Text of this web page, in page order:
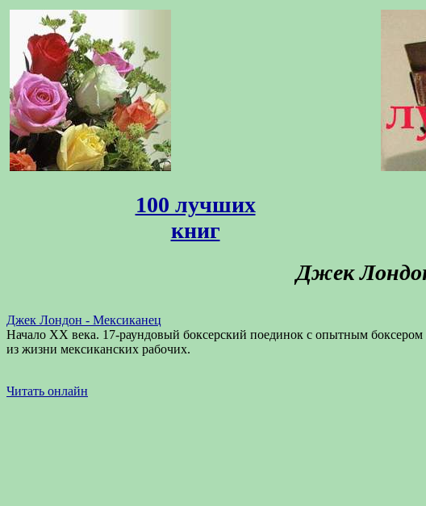
100 лучших
книг
Джек
Джек Лондон - Мексиканец
Начало XX века. 17-раундовый боксерский поединок с опытным
из жизни мексиканских рабочих.
Читать онлайн